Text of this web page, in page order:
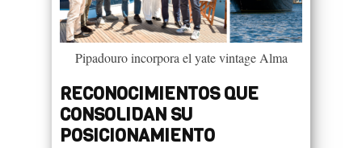
Pipadouro incorpora el yate vintage Alma
RECONOCIMIENTOS QUE
CONSOLIDAN SU
POSICIONAMIENTO